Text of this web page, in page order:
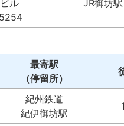
ル
JR御坊駅
最寄駅
（停留所）
紀州鉄道
紀伊御坊駅